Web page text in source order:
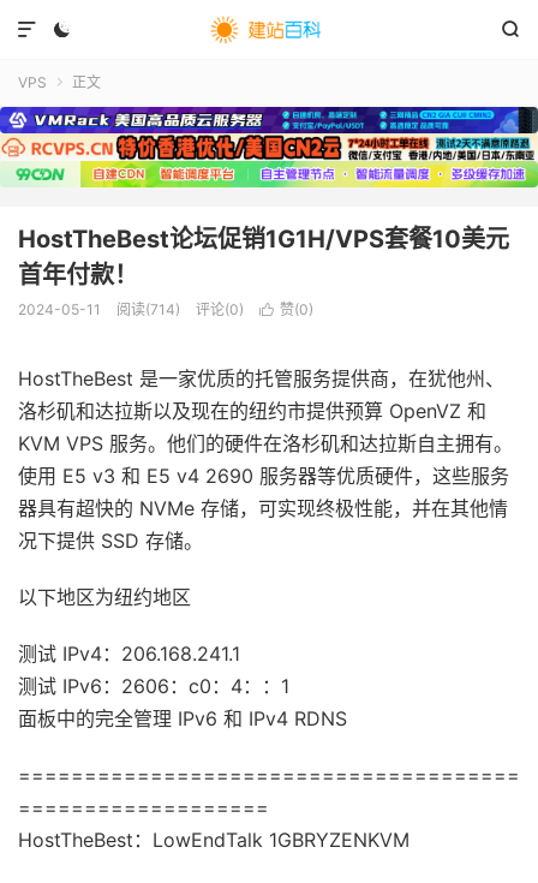
 

VPS  正文
HostTheBest论坛促销1G1H/VPS套餐10美元
首年付款！
2024-05-11 阅读(714) 评论(0)  赞(0)
HostTheBest 是一家优质的托管服务提供商，在犹他州、
洛杉矶和达拉斯以及现在的纽约市提供预算 OpenVZ 和
KVM VPS 服务。他们的硬件在洛杉矶和达拉斯自主拥有。
使用 E5 v3 和 E5 v4 2690 服务器等优质硬件，这些服务
器具有超快的 NVMe 存储，可实现终极性能，并在其他情
况下提供 SSD 存储。
以下地区为纽约地区
测试 IPv4：206.168.241.1
测试 IPv6：2606：c0：4：：1
面板中的完全管理 IPv6 和 IPv4 RDNS
======================================
===================
HostTheBest：LowEndTalk 1GBRYZENKVM